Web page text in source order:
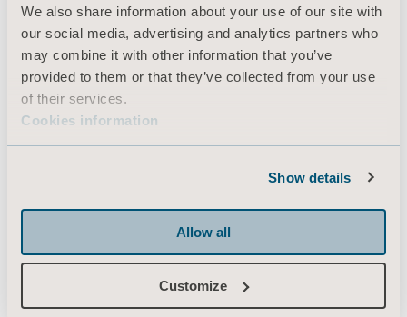
We also share information about your use of our site with
our social media, advertising and analytics partners who
may combine it with other information that you’ve
provided to them or that they’ve collected from your use
of their services.
Cookies information
Show details
Allow all
Customize